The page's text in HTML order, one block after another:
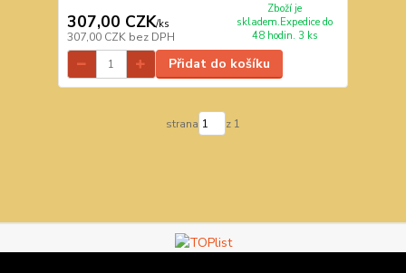
307,00 CZK/ks
307,00 CZK bez DPH
Zboží je
skladem.Expedice do
48 hodin. 3 ks
Přidat do košíku
strana z 1